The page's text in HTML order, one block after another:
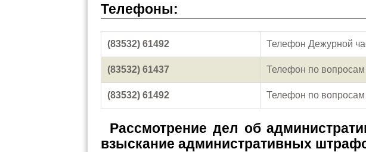
Телефоны:
(83532) 61492 Телефон Дежурной
(83532) 61437 Телефон по
(83532) 61492 Телефон по
Рассмотрение дел об
взыскание административных